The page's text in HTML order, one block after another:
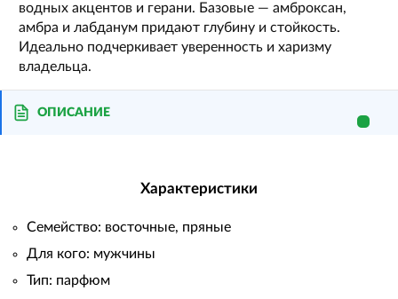
водных акцентов и герани. Базовые — амброксан,
амбра и лабданум придают глубину и стойкость.
Идеально подчеркивает уверенность и харизму
владельца.
ОПИСАНИЕ
Характеристики
Семейство: восточные, пряные
Для кого: мужчины
Тип: парфюм